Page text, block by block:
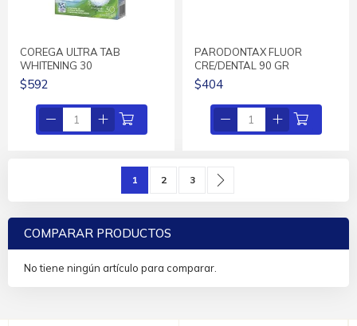
COREGA ULTRA TAB
WHITENING 30
$592
PARODONTAX FLUOR
CRE/DENTAL 90 GR
$404
Actualmente estás leyendo página
1 Página
2 Página
3
COMPARAR PRODUCTOS
No tiene ningún artículo para comparar.